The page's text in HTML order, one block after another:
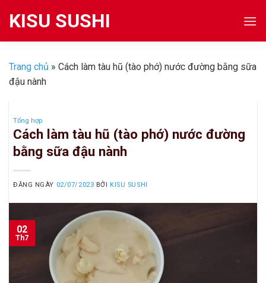
KISU SUSHI
Trang chủ » Cách làm tàu hũ (tào phớ) nước đường bằng sữa
đậu nành
Tổng hợp
Cách làm tàu hũ (tào phớ) nước đường
bằng sữa đậu nành
ĐĂNG NGÀY 02/07/2023 BỞI KISU SUSHI
02
Th7